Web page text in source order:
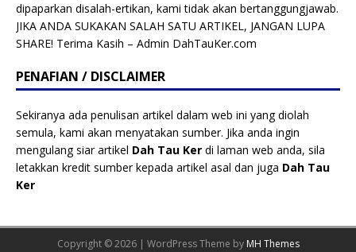
dipaparkan disalah-ertikan, kami tidak akan bertanggungjawab.
JIKA ANDA SUKAKAN SALAH SATU ARTIKEL, JANGAN LUPA
SHARE! Terima Kasih – Admin DahTauKer.com
PENAFIAN / DISCLAIMER
Sekiranya ada penulisan artikel dalam web ini yang diolah
semula, kami akan menyatakan sumber. Jika anda ingin
mengulang siar artikel Dah Tau Ker di laman web anda, sila
letakkan kredit sumber kepada artikel asal dan juga Dah Tau
Ker
Copyright © 2026 | WordPress Theme by MH Themes